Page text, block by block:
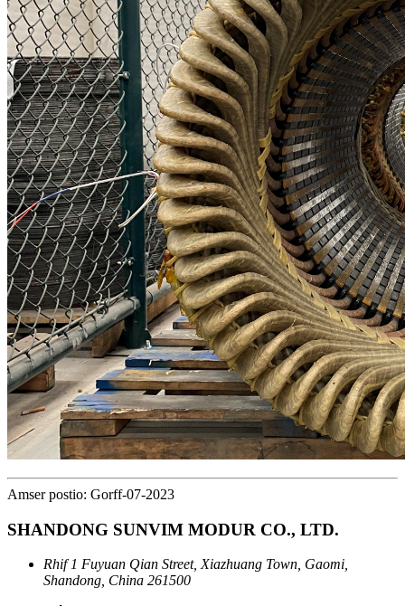
Amser postio: Gorff-07-2023
SHANDONG SUNVIM MODUR CO., LTD.
Rhif 1 Fuyuan Qian Street, Xiazhuang Town, Gaomi,
Shandong, China 261500